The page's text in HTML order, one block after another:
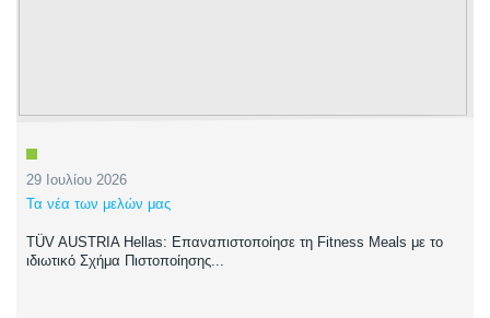
29 Ιουλίου 2026
Τα νέα των μελών μας
TÜV AUSTRIA Hellas: Επαναπιστοποίησε τη Fitness Meals με το
ιδιωτικό Σχήμα Πιστοποίησης...